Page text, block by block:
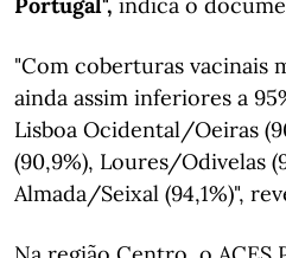
"Com coberturas vacinais
ainda assim inferiores a
Lisboa Ocidental/Oeiras
(90,9%), Loures/Odivelas
Almada/Seixal (94,1%)",